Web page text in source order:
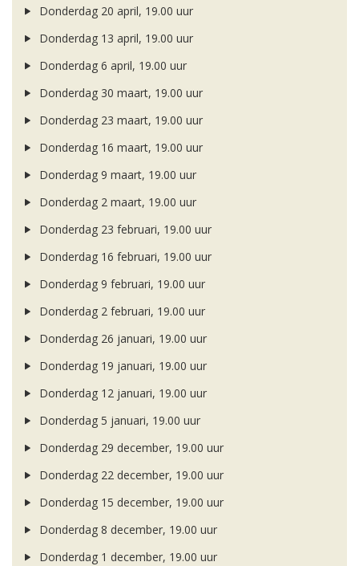
Donderdag 20 april, 19.00 uur
Donderdag 13 april, 19.00 uur
Donderdag 6 april, 19.00 uur
Donderdag 30 maart, 19.00 uur
Donderdag 23 maart, 19.00 uur
Donderdag 16 maart, 19.00 uur
Donderdag 9 maart, 19.00 uur
Donderdag 2 maart, 19.00 uur
Donderdag 23 februari, 19.00 uur
Donderdag 16 februari, 19.00 uur
Donderdag 9 februari, 19.00 uur
Donderdag 2 februari, 19.00 uur
Donderdag 26 januari, 19.00 uur
Donderdag 19 januari, 19.00 uur
Donderdag 12 januari, 19.00 uur
Donderdag 5 januari, 19.00 uur
Donderdag 29 december, 19.00 uur
Donderdag 22 december, 19.00 uur
Donderdag 15 december, 19.00 uur
Donderdag 8 december, 19.00 uur
Donderdag 1 december, 19.00 uur